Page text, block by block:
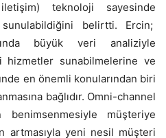
teknoloji sayesinde
belirtti. Ercin;
büyük veri analiziyle
hizmetler sunabilmelerine ve
en önemli konularından biri
bağlıdır. Omni-channel
benimsenmesiyle müşteriye
artmasıyla yeni nesil müşteri